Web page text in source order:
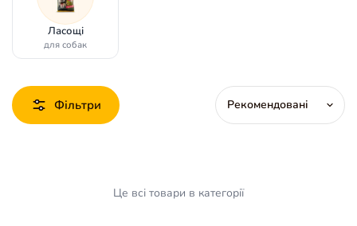
Ласощі
для собак
Фільтри
Це всі товари в категорії